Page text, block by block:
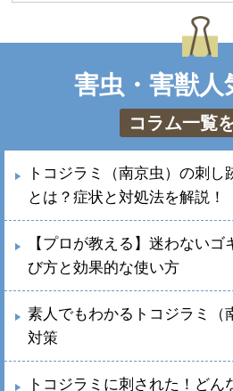
害虫・害獣人
コラム一覧
トコジラミ（南京虫）の刺
とは？症状と対処法を解説！
【プロが教える】迷わない
び方と効果的な使い方
素人でもわかるトコジラミ（
対策
トコジラミに刺された！ど